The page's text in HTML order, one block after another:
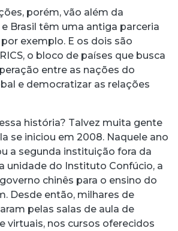
porém, vão além da
Brasil têm uma antiga parceria
exemplo. E os dois são
o bloco de países que busca
entre as nações do
e democratizar as relações
história? Talvez muita gente
se iniciou em 2008. Naquele ano
a segunda instituição fora da
unidade do Instituto Confúcio, a
chinês para o ensino do
Desde então, milhares de
pelas salas de aula de
virtuais, nos cursos oferecidos